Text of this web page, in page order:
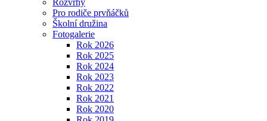
Rozvrhy
Pro rodiče prvňáčků
Školní družina
Fotogalerie
Rok 2026
Rok 2025
Rok 2024
Rok 2023
Rok 2022
Rok 2021
Rok 2020